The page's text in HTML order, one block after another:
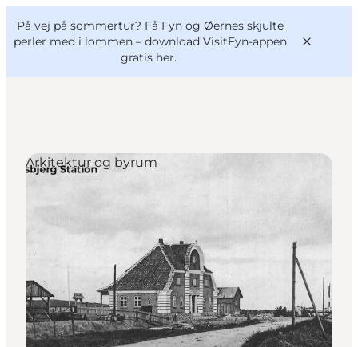
På vej på sommertur? Få Fyn og Øernes skjulte
perler med i lommen – download VisitFyn-appen
gratis her.
Oplevelser
Mad og drikke
Overnatning
Book lokale oplevelser
VisitFyn
Deutsch
Arkitektur og byrum